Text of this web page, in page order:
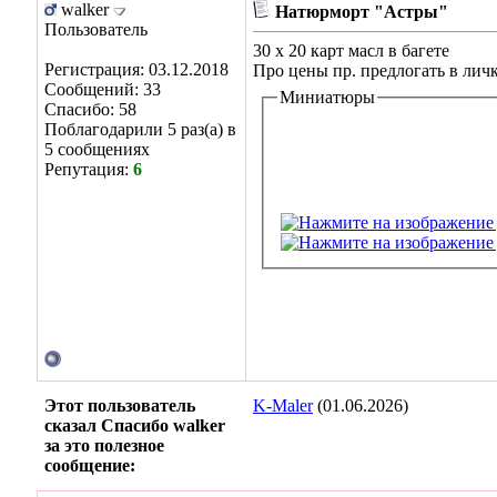
walker
Пользователь
Регистрация: 03.12.2018
Сообщений: 33
Спасибо: 58
Поблагодарили 5 раз(а) в
5 сообщениях
Репутация: 6
Натюрморт "Астры"
30 х 20 карт масл в багете
Про цены пр. предлогать в
Миниатюры
Этот пользователь
сказал Спасибо walker
за это полезное
сообщение:
K-Maler(01.06.2026)